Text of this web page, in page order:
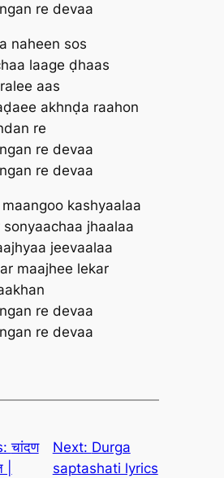
re devaa
naheen sos
laage ḍhaas
aas
akhnḍa raahon
re
re devaa
re devaa
kashyaalaa
jhaalaa
jeevaalaa
maajhee lekar
re devaa
re devaa
चांदण
Next: Durga
saptashati lyrics